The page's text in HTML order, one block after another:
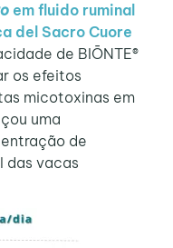
em fluido ruminal
del Sacro Cuore
de BIŌNTE®
os efeitos
micotoxinas em
uma
de
das vacas